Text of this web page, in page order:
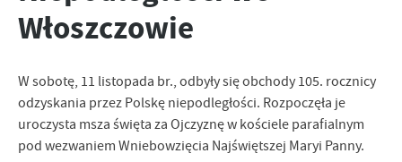
Włoszczowie
W sobotę, 11 listopada br., odbyły się obchody 105. rocznicy
odzyskania przez Polskę niepodległości. Rozpoczęła je
uroczysta msza święta za Ojczyznę w kościele parafialnym
pod wezwaniem Wniebowzięcia Najświętszej Maryi Panny.
Zapoznaj się z POLITYKĄ PRYWATNOŚCI I PLIKÓW COOKIES
Tego typu pliki cookies umożliwiają stronie internetowej
zapamiętanie wprowadzonych przez Ciebie ustawień oraz
treści.
Dzięki tym plikom cookies możemy zapewnić Ci większy komfort
korzystania z funkcjonalności naszej strony poprzez dopasowanie
jej do Twoich indywidualnych preferencji. Wyrażenie zgody na
funkcjonalne i personalizacyjne pliki cookies gwarantuje
Więcej